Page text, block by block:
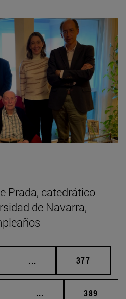
Prada, catedrático
de Navarra,
... Páginas intermedias
Página
377
... Páginas intermedias
Página
389